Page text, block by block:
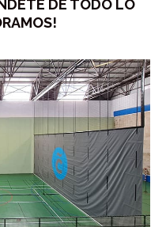
DE TODO LO